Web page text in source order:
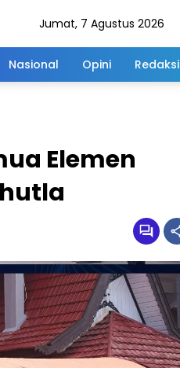
Jumat, 7 Agustus 2026
Nasional Opini Redaksi
Elemen